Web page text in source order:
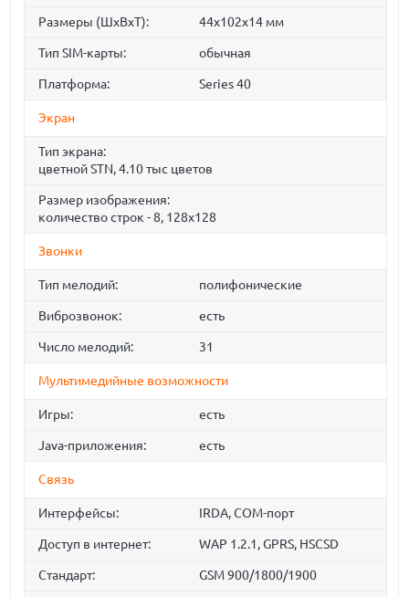
Размеры (ШxВxТ): 44x102x14 мм
Тип SIM-карты: обычная
Платформа: Series 40
Экран
Тип экрана:
цветной STN, 4.10 тыс цветов
Размер изображения:
количество строк - 8, 128x128
Звонки
Тип мелодий: полифонические
Виброзвонок: есть
Число мелодий: 31
Мультимедийные возможности
Игры: есть
Java-приложения: есть
Связь
Интерфейсы: IRDA, COM-порт
Доступ в интернет: WAP 1.2.1, GPRS, HSCSD
Стандарт: GSM 900/1800/1900